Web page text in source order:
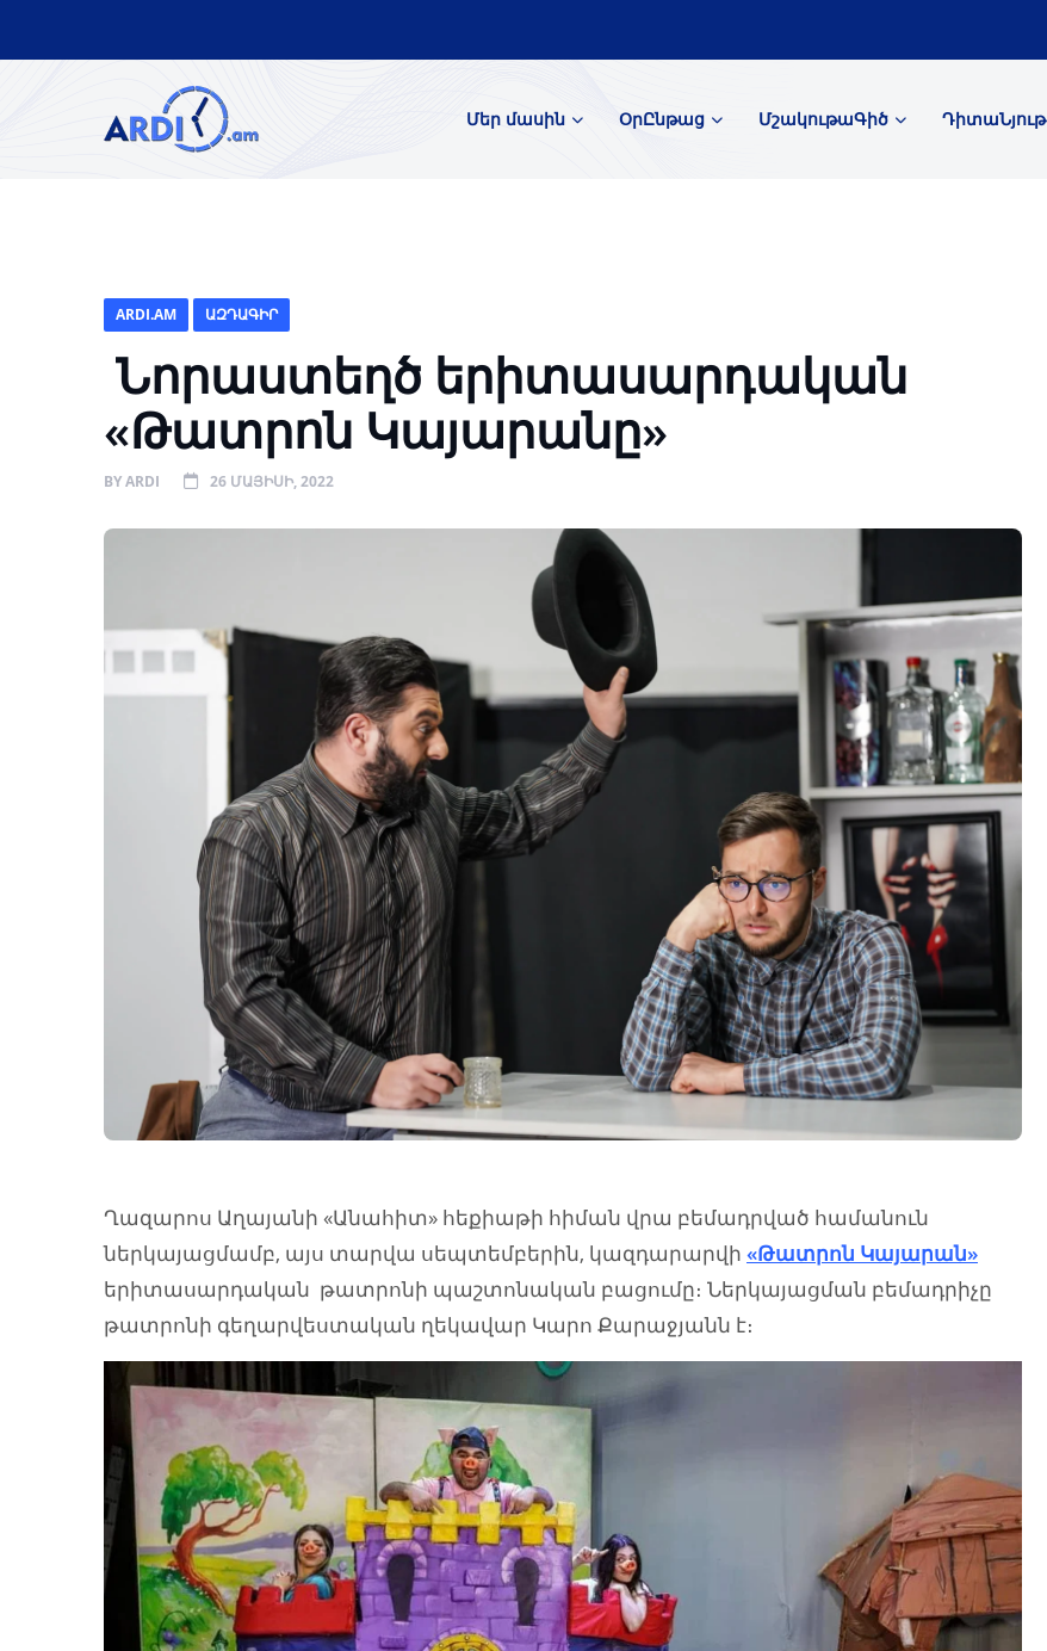
Մեր մասին ՕրԸնթաց ՄշակութաԳիծ ԴիտաՆյութ
ARDI.AM ԱԶԴԱԳԻՐ
Նորաստեղծ երիտասարդական
«Թատրոն Կայարանը»
BYARDI 26 ՄԱՅԻՍԻ, 2022
Ղազարոս Աղայանի «Անահիտ» հեքիաթի հիման վրա բեմադրված համանուն
ներկայացմամբ, այս տարվա սեպտեմբերին, կազդարարվի «Թատրոն Կայարան»
երիտասարդական թատրոնի պաշտոնական բացումը։ Ներկայացման բեմադրիչը
թատրոնի գեղարվեստական ղեկավար Կարո Քարաջյանն է։